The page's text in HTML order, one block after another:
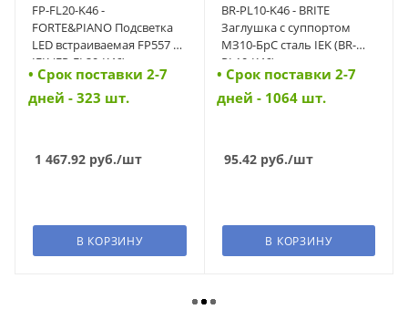
FP-FL20-K46 -
FORTE&PIANO Подсветка
LED встраиваемая FP557 ст.
IEK (FP-FL20-K46)
• Cрок поставки 2-7
дней - 323 шт.
1 467.92 руб./шт
В КОРЗИНУ
BR-PL10-K46 - BRITE
Заглушка c суппортом
МЗ10-БрС сталь IEK (BR-
PL10-K46)
• Cрок поставки 2-7
дней - 1064 шт.
95.42руб./шт
В КОРЗИНУ